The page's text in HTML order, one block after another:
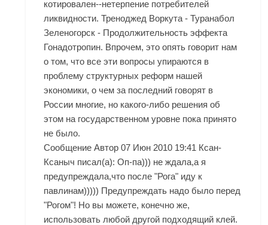
котировален--нетерпение потребителей
ликвидности. Треноджед Воркута - Туранабол
Зеленогорск - Продолжительность эффекта
Гонадотропин. Впрочем, это опять говорит нам
о том, что все эти вопросы упираются в
проблему структурных реформ нашей
экономики, о чем за последний говорят в
России многие, но какого-либо решения об
этом на государственном уровне пока принято
не было.
Сообщение Автор 07 Июн 2010 19:41 Ксан-
Ксаныч писал(а): Оп-па))) не ждала,а я
предупреждала,что после "Рога" иду к
павлинам))))) Предупреждать надо было перед
"Рогом"! Но вы можете, конечно же,
использовать любой другой подходящий клей.